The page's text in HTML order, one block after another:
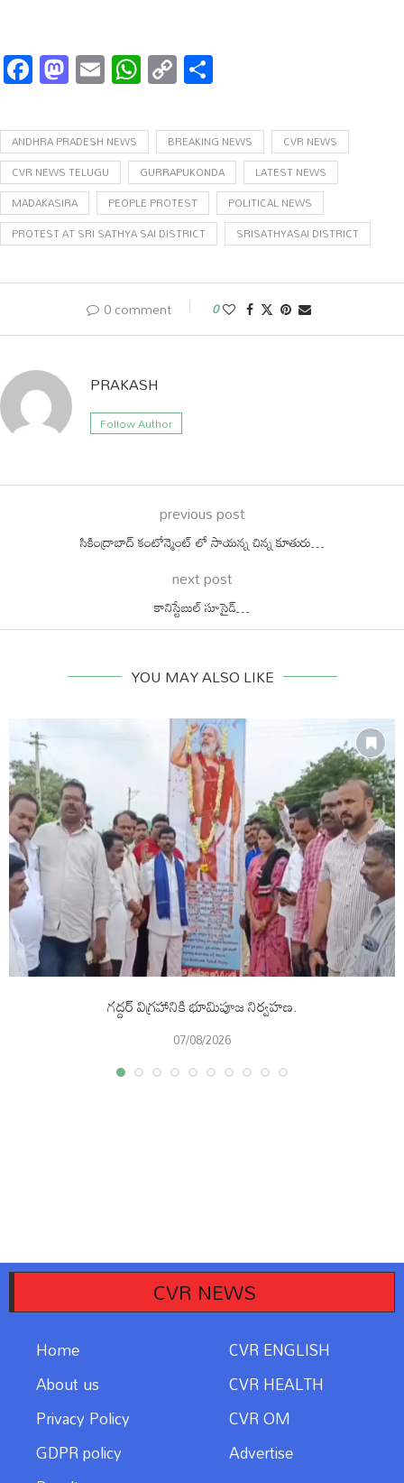
Facebook
Mastodon
EmailWhatsApp
Copy
Link
ANDHRA PRADESH NEWS BREAKING NEWS
CVR NEWS
CVR NEWS TELUGU
GURRAPUKONDA
LATEST NEWS
MADAKASIRA
PEOPLE PROTEST
POLITICAL NEWS
PROTEST AT SRI SATHYA SAI DISTRICT
SRISATHYASAI DISTRICT
0 comment 0
PRAKASH
Follow Author
previous post
సికింద్రాబాద్ కంటోన్మెంట్ లో సాయన్న చిన్న కూతురు…
next post
కానిస్టేబుల్ సూసైడ్…
YOU MAY ALSO LIKE
గద్దర్ విగ్రహానికి భూమిపూజ నిర్వహణ.
07/08/2026
CVR NEWS
Home
CVR ENGLISH
About us
CVR HEALTH
Privacy Policy
CVR OM
GDPR policy
Advertise